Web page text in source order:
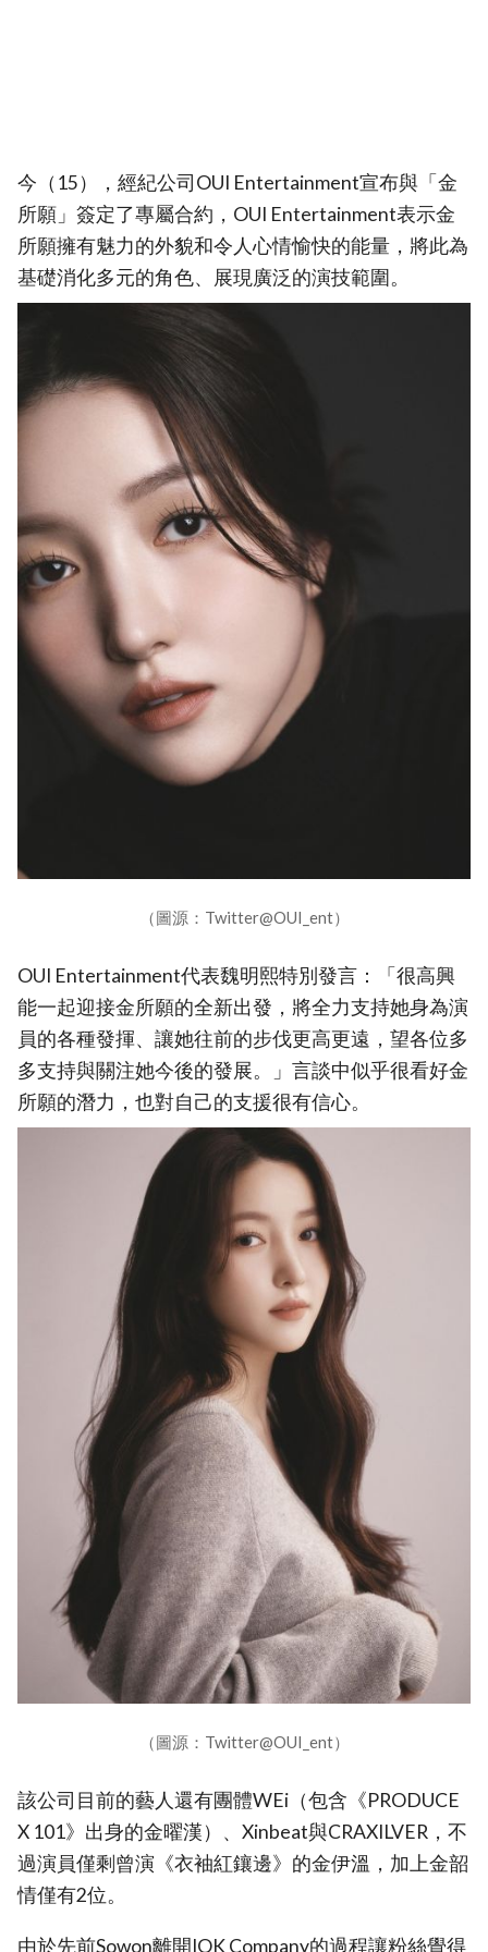
今（15），經紀公司OUI Entertainment宣布與「金
所願」簽定了專屬合約，OUI Entertainment表示金
所願擁有魅力的外貌和令人心情愉快的能量，將此為
基礎消化多元的角色、展現廣泛的演技範圍。
（圖源：Twitter@OUI_ent）
OUI Entertainment代表魏明熙特別發言：「很高興
能一起迎接金所願的全新出發，將全力支持她身為演
員的各種發揮、讓她往前的步伐更高更遠，望各位多
多支持與關注她今後的發展。」言談中似乎很看好金
所願的潛力，也對自己的支援很有信心。
（圖源：Twitter@OUI_ent）
該公司目前的藝人還有團體WEi（包含《PRODUCE
X 101》出身的金曜漢）、Xinbeat與CRAXILVER，不
過演員僅剩曾演《衣袖紅鑲邊》的金伊溫，加上金韶
情僅有2位。
由於先前Sowon離開IOK Company的過程讓粉絲覺得